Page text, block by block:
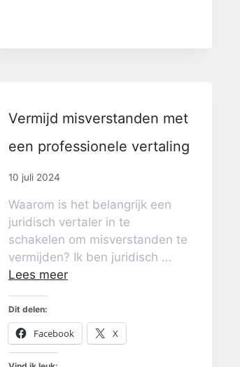
Vermijd misverstanden met
een professionele vertaling
10 juli 2024
Waarom is het belangrijk een
juridisch vertaler in te
schakelen om misverstanden te
vermijden? Ik ben juridisch …
Lees meer
Dit delen:
Facebook X